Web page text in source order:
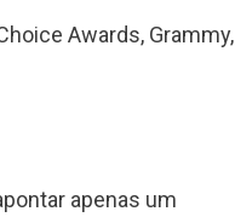
Awards, Grammy,
apenas um